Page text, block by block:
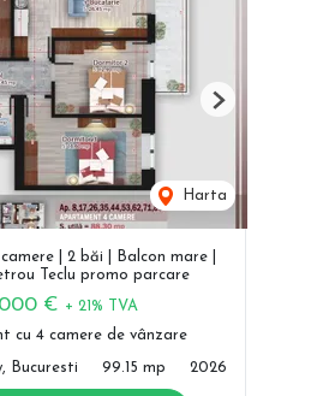
Harta
Next
| 2 băi | Balcon mare |
Teclu promo parcare
€ + 21% TVA
cu 4 camere de vânzare
Bucuresti 99.15 mp 2026